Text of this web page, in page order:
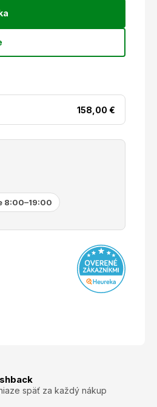
158,00 €
8:00–19:00
späť za každý nákup